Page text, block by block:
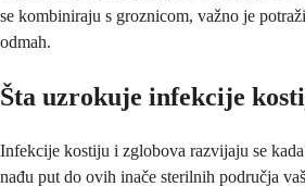
se kombiniraju s groznicom, važno je
odmah.
Šta uzrokuje infekcije
Infekcije kostiju i zglobova razvijaju se
nađu put do ovih inače sterilnih područja